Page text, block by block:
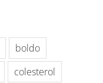
boldo
colesterol